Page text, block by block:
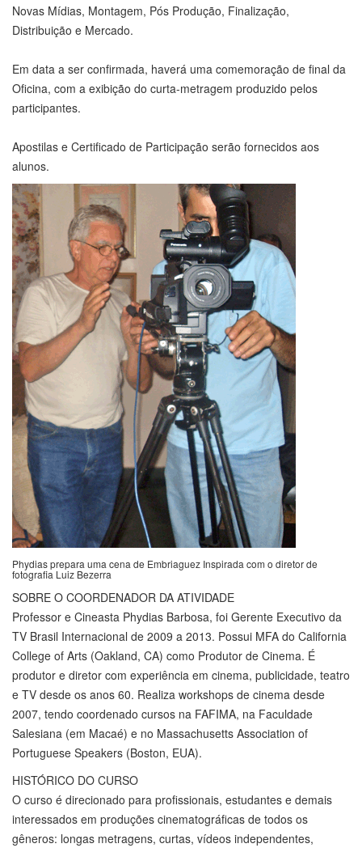
Novas Mídias, Montagem, Pós Produção, Finalização,
Distribuição e Mercado.
Em data a ser confirmada, haverá uma comemoração de final da
Oficina, com a exibição do curta-metragem produzido pelos
participantes.
Apostilas e Certificado de Participação serão fornecidos aos
alunos.
Phydias prepara uma cena de Embriaguez Inspirada com o diretor de
fotografia Luiz Bezerra
SOBRE O COORDENADOR DA ATIVIDADE
Professor e Cineasta Phydias Barbosa, foi Gerente Executivo da
TV Brasil Internacional de 2009 a 2013. Possui MFA do California
College of Arts (Oakland, CA) como Produtor de Cinema. É
produtor e diretor com experiência em cinema, publicidade, teatro
e TV desde os anos 60. Realiza workshops de cinema desde
2007, tendo coordenado cursos na FAFIMA, na Faculdade
Salesiana (em Macaé) e no Massachusetts Association of
Portuguese Speakers (Boston, EUA).
HISTÓRICO DO CURSO
O curso é direcionado para profissionais, estudantes e demais
interessados em produções cinematográficas de todos os
gêneros: longas metragens, curtas, vídeos independentes,